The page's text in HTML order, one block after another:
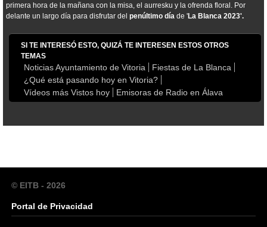
primera hora de la mañana con la misa, el aurresku y la ofrenda floral. Por
delante un largo día para disfrutar del penúltimo día de 'La Blanca 2023'.
SI TE INTERESÓ ESTO, QUIZÁ TE INTERESEN ESTOS OTROS
TEMAS
Noticias Ayuntamiento de Vitoria
Fiestas de La Blanca
¿Qué está pasando hoy en Vitoria?
Vídeos más Vistos hoy
Emisoras de Radio en Álava
© EITB - 2026
Portal de Privacidad